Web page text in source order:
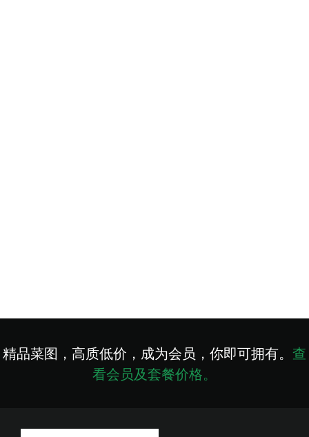
精品菜图，高质低价，成为会员，你即可拥有。 查
看会员及套餐价格。